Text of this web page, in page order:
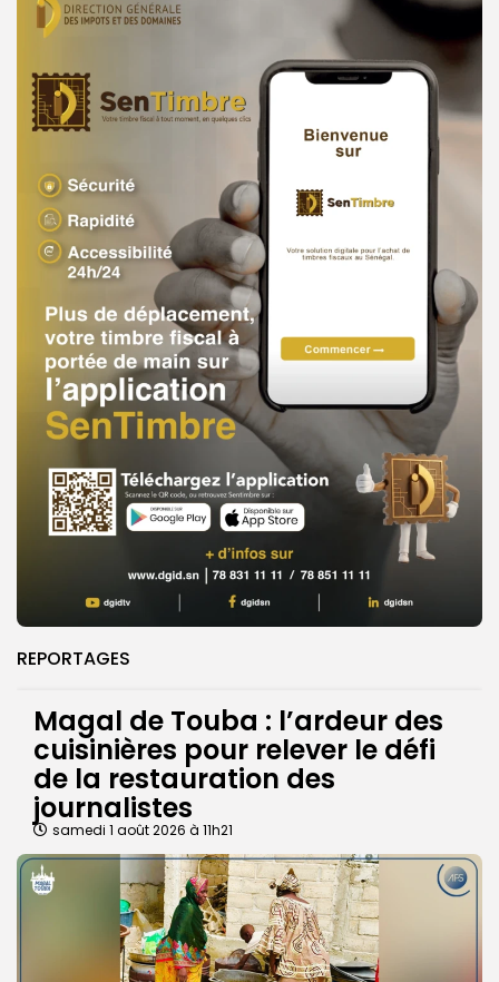
REPORTAGES
Magal de Touba : l’ardeur des
cuisinières pour relever le défi
de la restauration des
journalistes
samedi 1 août 2026 à 11h21